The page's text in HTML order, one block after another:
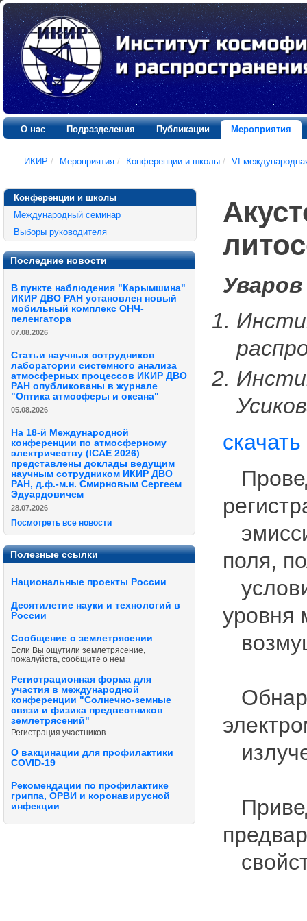
О нас Подразделения Публикации Мероприятия
ИКИР / Мероприятия / Конференции и школы / VI
Конференции и школы
Международный семинар
Выборы руководителя
Последние новости
В пункте наблюдения "Карымшина"
ИКИР ДВО РАН установлен новый
мобильный комплекс ОНЧ-
пеленгатора
07.08.2026
Статьи научных сотрудников
лаборатории системного анализа
атмосферных процессов ИКИР ДВО
РАН опубликованы в журнале
"Оптика атмосферы и океана"
05.08.2026
На 18-й Международной
конференции по атмосферному
электричеству (ICAE 2026)
представлены доклады ведущим
научным сотрудником ИКИР ДВО
РАН, д.ф.-м.н. Смирновым Сергеем
Эдуардовичем
28.07.2026
Посмотреть все новости
Полезные ссылки
Национальные проекты России
Десятилетие науки и технологий в
России
Сообщение о землетрясении
Если Вы ощутили землетрясение,
пожалуйста, сообщите о нём
Регистрационная форма для
участия в международной
конференции "Солнечно-земные
связи и физика предвестников
землетрясений"
Регистрация участников
О вакцинации для профилактики
COVID-19
Рекомендации по профилактике
гриппа, ОРВИ и коронавирусной
инфекции
скачать
поля,
уровня